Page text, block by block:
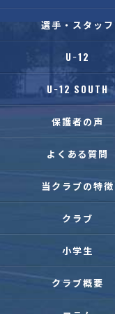
選手・スタッフ
U−12
U−12 SOUTH
保護者の声
よくある質問
当クラブの特徴
クラブ
小学生
クラブ概要